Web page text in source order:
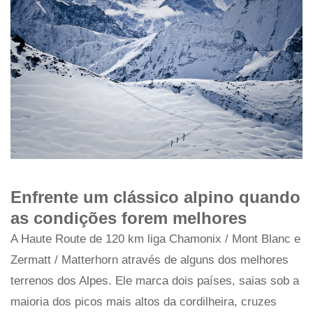
Enfrente um clássico alpino quando
as condições forem melhores
A Haute Route de 120 km liga Chamonix / Mont Blanc e
Zermatt / Matterhorn através de alguns dos melhores
terrenos dos Alpes. Ele marca dois países, saias sob a
maioria dos picos mais altos da cordilheira, cruzes